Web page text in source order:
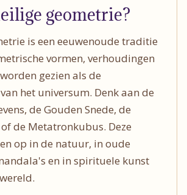
geometrie?
is een eeuwenoude traditie
vormen, verhoudingen
gezien als de
het universum. Denk aan de
de Gouden Snede, de
of de Metatronkubus. Deze
op in de natuur, in oude
en in spirituele kunst